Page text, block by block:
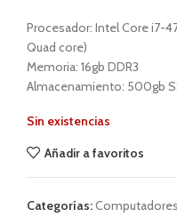
Procesador: Intel Core i7-
Quad core)
Memoria: 16gb DDR3
Almacenamiento: 500gb
Sin existencias
Añadir a favoritos
Categorías:Computadores